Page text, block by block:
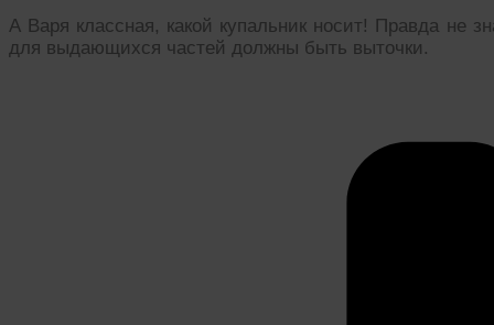
А Варя классная, какой купальник носит! Правда не
для выдающихся частей должны быть выточки.